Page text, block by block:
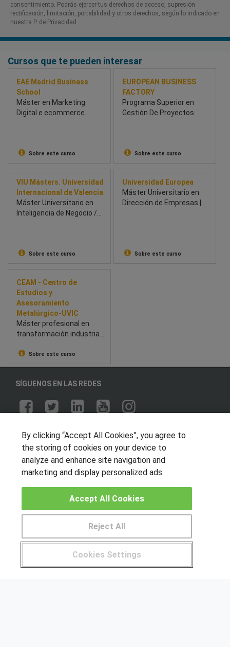
consentimiento. Podrás ejercer tus derechos de acceso, supresión
rectificación, limitación, portabilidad y otros derechos, según lo indicado en
nuestra P. de Privacidad​
Cursos que te pueden interesar
EAE Madrid Business
School
Máster en Marketing
Digital e ecommerce
Sobre este curso
EUROPEAN BUSINESS
FACTORY
Programa Superior en
Gestión De Proyectos
Sobre este curso
VIU Másters. Universidad
Internacional de Valencia
Máster Universitario en
Inteligencia de Negocio /
Sobre este curso
Universidad Europea
Máster Universitario en
Dirección de Empresas |
Sobre este curso
CEAM - Centro de
Estudios y
Asesoramiento
Metalúrgico-UVIC
Máster profesional en
transformación industrial:
prácticas en empresas.
Sobre este curso
Pide más información al centro
¿Tienes alguna duda? 900 264 357
SÍGUENOS EN LAS REDES
OTROS GRUPOS DE INTERES
Muro de los idiomas
Hablemos de empleo
By clicking “Accept All Cookies”, you agree to
the storing of cookies on your device to
analyze and enhance site navigation and
marketing and display personalized ads
Cookies Settings
Reject All
Accept All Cookies